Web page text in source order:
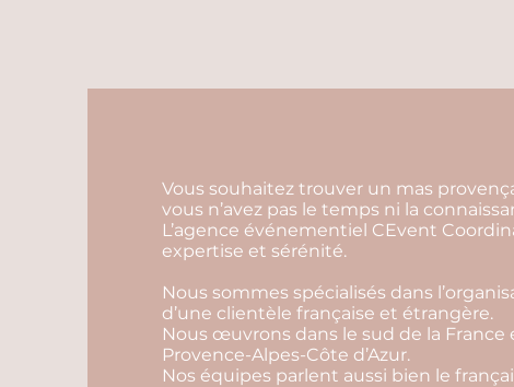
Vous souhaitez trouver un mas
vous n’avez pas le temps ni la
L’agence événementiel CEvent
expertise et sérénité.
Nous sommes spécialisés dans
d’une clientèle française et étrangère.
Nous œuvrons dans le sud de la
Provence-Alpes-Côte d’Azur.
Nos équipes parlent aussi bien le